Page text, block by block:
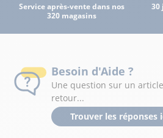
Service après-vente dans nos
320 magasins
30
Besoin d'Aide ?
Une question sur un
retour...
Trouver les réponses